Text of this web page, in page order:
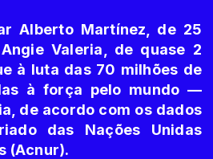
Alberto Martínez, de 25
Valeria, de quase 2
à luta das 70 milhões de
à força pelo mundo —
de acordo com os dados
das Nações Unidas
(Acnur).